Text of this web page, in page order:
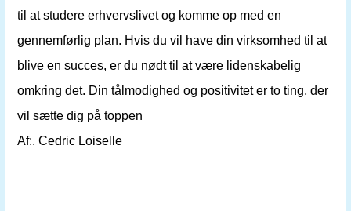
til at studere erhvervslivet og komme op med en
gennemførlig plan. Hvis du vil have din virksomhed til at
blive en succes, er du nødt til at være lidenskabelig
omkring det. Din tålmodighed og positivitet er to ting, der
vil sætte dig på toppen
Af:. Cedric Loiselle